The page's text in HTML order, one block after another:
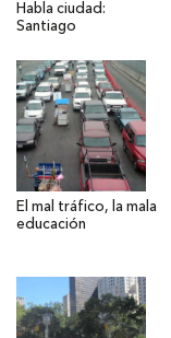
Habla ciudad:
Santiago
El mal tráfico, la mala
educación